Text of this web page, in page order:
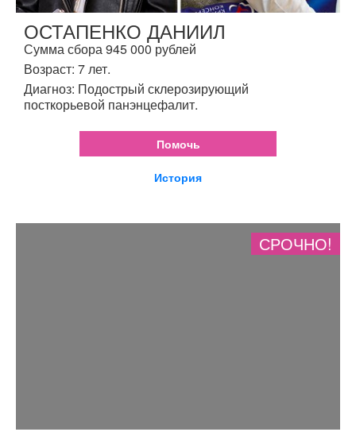
ОСТАПЕНКО ДАНИИЛ
Сумма сбора 945 000 рублей
Возраст: 7 лет.
Диагноз: Подострый склерозирующий
посткорьевой панэнцефалит.
Помочь
История
СРОЧНО!